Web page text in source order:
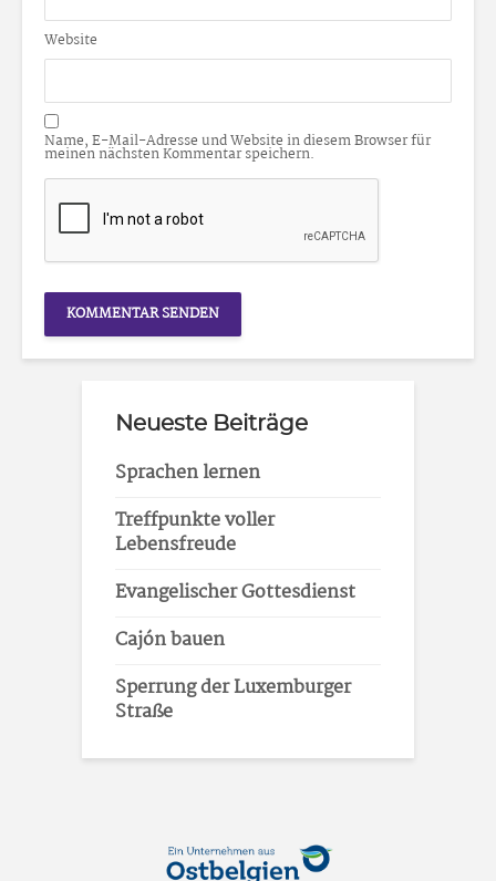
Website
Name, E-Mail-Adresse und Website in diesem Browser für
meinen nächsten Kommentar speichern.
Neueste Beiträge
Sprachen lernen
Treffpunkte voller
Lebensfreude
Evangelischer Gottesdienst
Cajón bauen
Sperrung der Luxemburger
Straße